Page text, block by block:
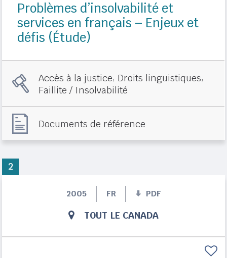
Problèmes d’insolvabilité et
services en français – Enjeux et
défis (Étude)
Accès à la justice, Droits linguistiques,
Faillite / Insolvabilité
Documents de référence
2005 FR PDF
TOUT LE CANADA
2